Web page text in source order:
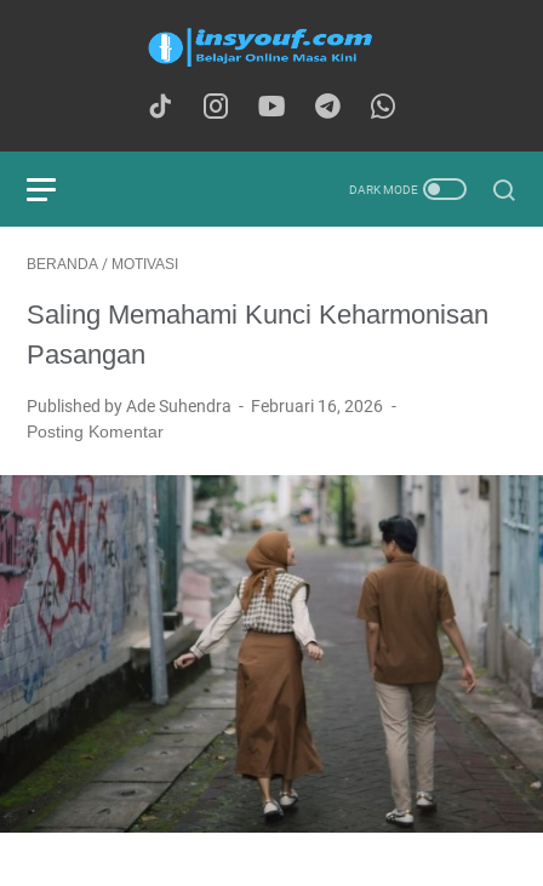
BERANDA / MOTIVASI
Saling Memahami Kunci Keharmonisan
Pasangan
Published by Ade Suhendra
Februari 16, 2026
Posting Komentar